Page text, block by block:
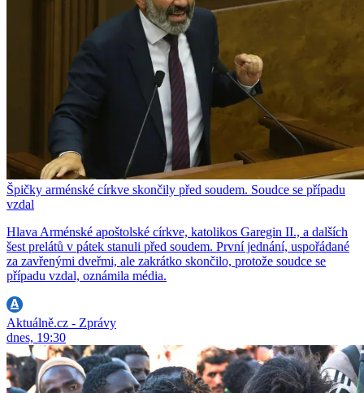
Špičky arménské církve skončily před soudem. Soudce se případu
vzdal
Hlava Arménské apoštolské církve, katolikos Garegin II., a dalších
šest prelátů v pátek stanuli před soudem. První jednání, uspořádané
za zavřenými dveřmi, ale zakrátko skončilo, protože soudce se
případu vzdal, oznámila média.
Aktuálně.cz - Zprávy
dnes, 19:30